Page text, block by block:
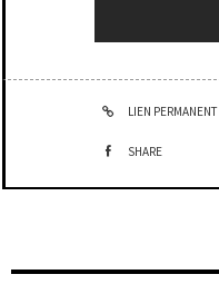
LIEN PERMANENT
SHARE